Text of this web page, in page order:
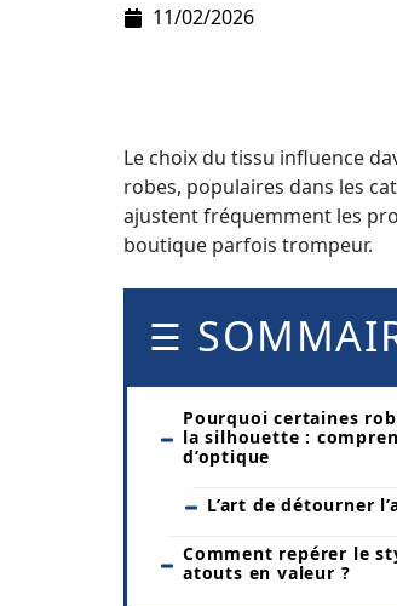
11/02/2026
Le choix du tissu influence
robes, populaires dans les
ajustent fréquemment les
boutique parfois trompeur.
Pourquoi certaines
la silhouette :
d’optique
L’art de détourner
Comment repérer le
atouts en valeur ?